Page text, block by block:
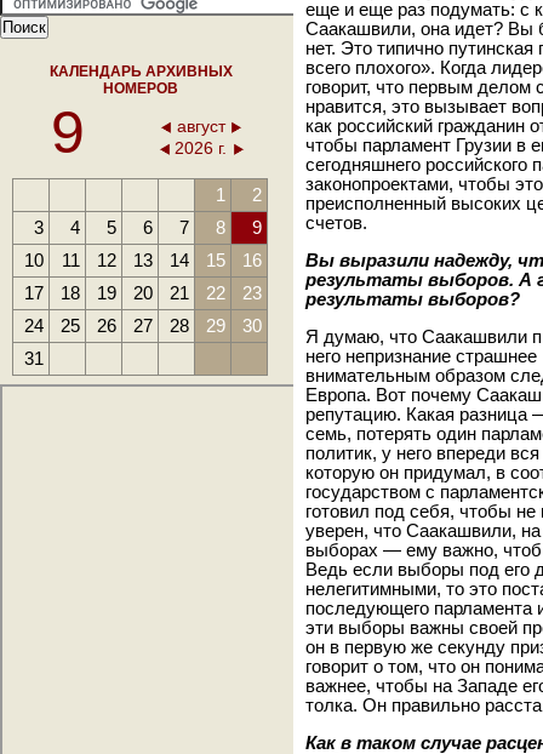
КАЛЕНДАРЬ АРХИВНЫХ
НОМЕРОВ
9
август
2026 г.
1
2
3
4 5 6 7 8
9
10
11 12 13 14 15
16
17
18 19 20 21 22
23
24
25 26 27 28 29
30
31
еще и еще раз подумать: с
Саакашвили, она идет? Вы
нет. Это типично
всего плохого». Когда
говорит, что первым делом
нравится, это вызывает
как российский гражданин
чтобы парламент Грузии в
сегодняшнего российского
законопроектами, чтобы
преисполненный высоких
счетов.
Вы выразили надежду,
результаты выборов. А
результаты выборов?
Я думаю, что Саакашвили
него непризнание
внимательным образом
Европа. Вот почему
репутацию. Какая разница
семь, потерять один
политик, у него впереди
которую он придумал, в
государством с
готовил под себя, чтобы не
уверен, что Саакашвили,
выборах — ему важно,
Ведь если выборы под его
нелегитимными, то это
последующего парламента
эти выборы важны своей
он в первую же секунду
говорит о том, что он
важнее, чтобы на Западе
толка. Он правильно
Как в таком случае